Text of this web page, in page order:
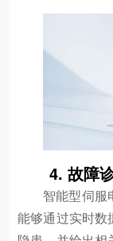
4. 故障
智能型伺服
能够通过实时数